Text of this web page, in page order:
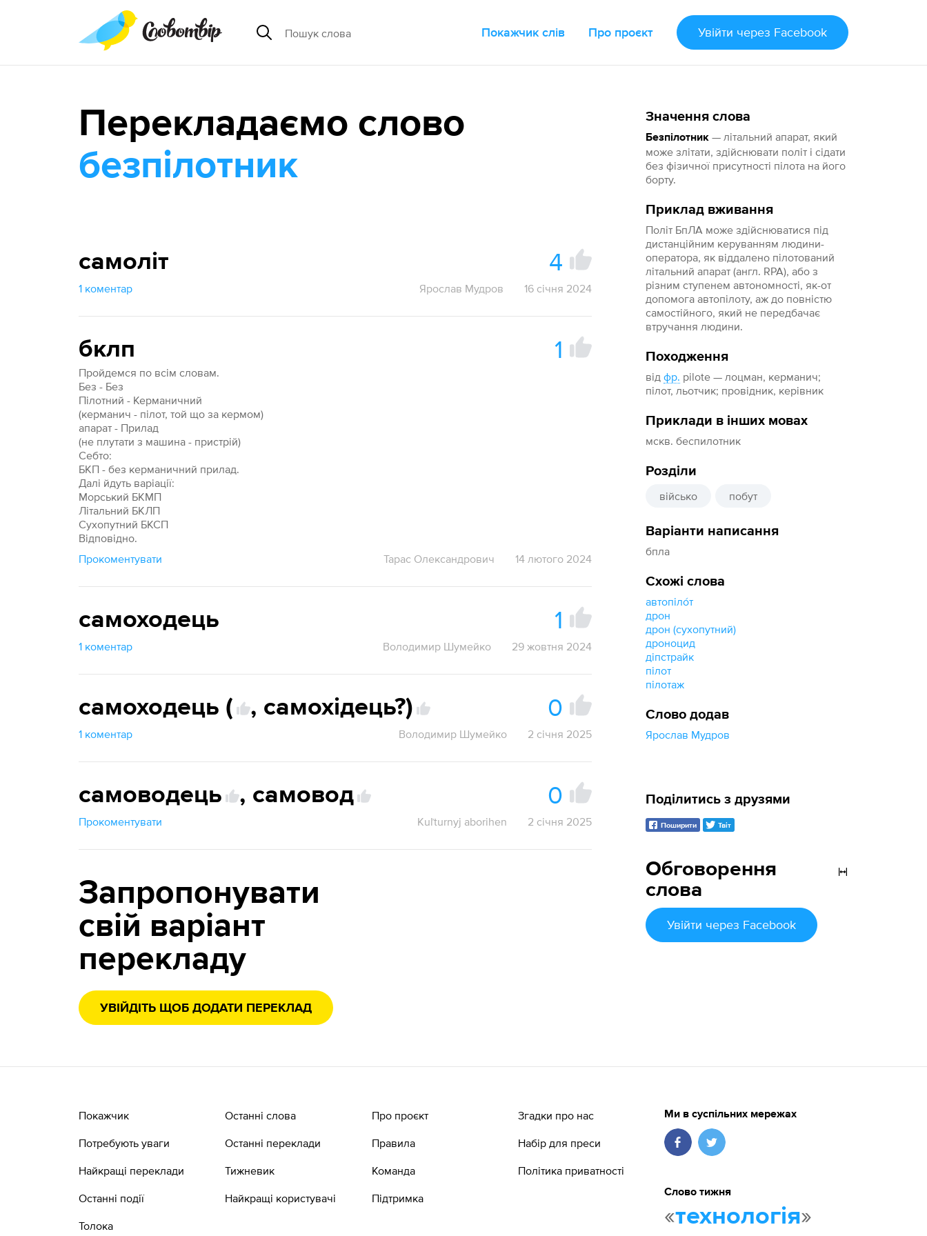
Покажчик слів Про проєкт Увійти через Facebook
Значення слова
Безпілотник — літальний апарат, який
може злітати, здійснювати політ і сідати
без фізичної присутності пілота на його
борту.
Приклад вживання
Політ БпЛА може здійснюватися під
дистанційним керуванням людини-
оператора, як віддалено пілотований
літальний апарат (англ. RPA), або з
різним ступенем автономності, як-от
допомога автопілоту, аж до повністю
самостійного, який не передбачає
втручання людини.
Походження
відфр. pilote — лоцман, керманич;
пілот, льотчик; провідник, керівник
Приклади в інших мовах
мскв. беспилотник
Розділи
військо побут
Варіанти написання
бпла
Схожі слова
автопіло́т
дрон
дрон (сухопутний)
дроноцид
діпстрайк
пілот
пілотаж
Слово додав
Ярослав Мудров
Перекладаємо слово
безпілотник
самоліт 4
1 коментар Ярослав Мудров 16 січня 2024
бклп 1
Пройдемся по всім словам.
Без - Без
Пілотний - Керманичний
(керманич - пілот, той що за кермом)
апарат - Прилад
(не плутати з машина - пристрій)
Себто:
БКП - без керманичний прилад.
Далі йдуть варіації:
Морський БКМП
Літальний БКЛП
Сухопутний БКСП
Відповідно.
Прокоментувати
Тарас Олександрович 14 лютого 2024
самоходець 1
1 коментар Володимир Шумейко 29 жовтня 2024
самоходець ( , самохідець?) 0
1 коментар Володимир Шумейко 2 січня 2025
самоводець , самовод 0
Прокоментувати Kuľturnyj aborihen 2 січня 2025
Запропонувати
свій варіант
перекладу
УВІЙДІТЬ ЩОБ ДОДАТИ ПЕРЕКЛАД
Обговорення
слова
Увійти через Facebook
Поділитись з друзями
Поширити Твіт
Покажчик
Потребують уваги
Найкращі переклади
Останні події
Толока
Останні слова
Останні переклади
Тижневик
Найкращі користувачі
Про проєкт
Правила
Команда
Підтримка
Згадки про нас
Набір для преси
Політика приватності
Ми в суспільних мережах
Слово тижня
«технологія»